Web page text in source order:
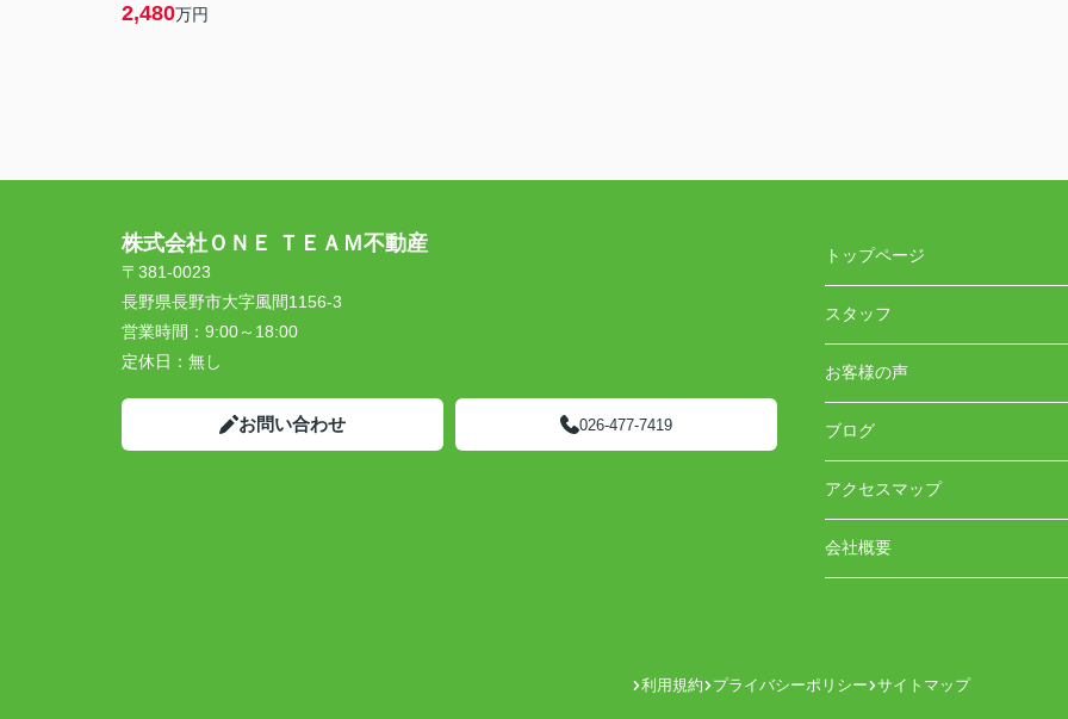
2,480万円
株式会社ＯＮＥ ＴＥＡＭ不動産
〒381-0023
長野県長野市大字風間1156-3
営業時間： 9:00～18:00
定休日： 無し
お問い合わせ 026-477-7419
トップページ
スタッフ
お客様の声
ブログ
アクセスマップ
会社概要
利用規約 プライバシーポリシー サイトマップ